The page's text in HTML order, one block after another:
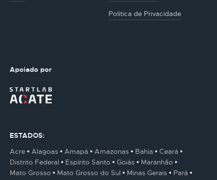
Politica de Privacidade
Apoiado por
ESTADOS:
Acre
Alagoas Amapá Amazonas Bahia
Ceará
Distrito Federal
Espírito Santo Goiás
Maranhão
Mato Grosso
Mato Grosso do Sul Minas Gerais
Pará